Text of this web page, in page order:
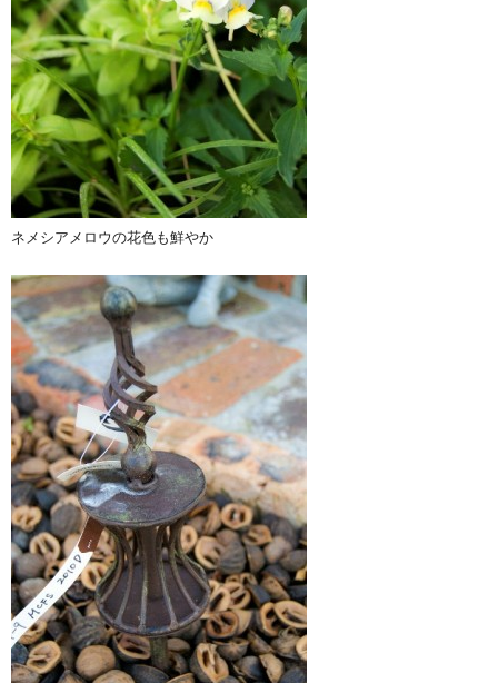
ネメシアメロウの花色も鮮やか